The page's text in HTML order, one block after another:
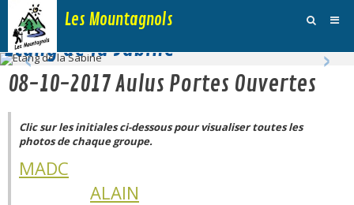
Les Mountagnols
Activités
Inscription Dimanche
Adhésions et Club
Etang de la Sabine
‹ ›
08-10-2017 Aulus Portes Ouvertes
Clic sur les initiales ci-dessous pour visualiser toutes les
photosde chaque groupe.
MADC
ALAIN